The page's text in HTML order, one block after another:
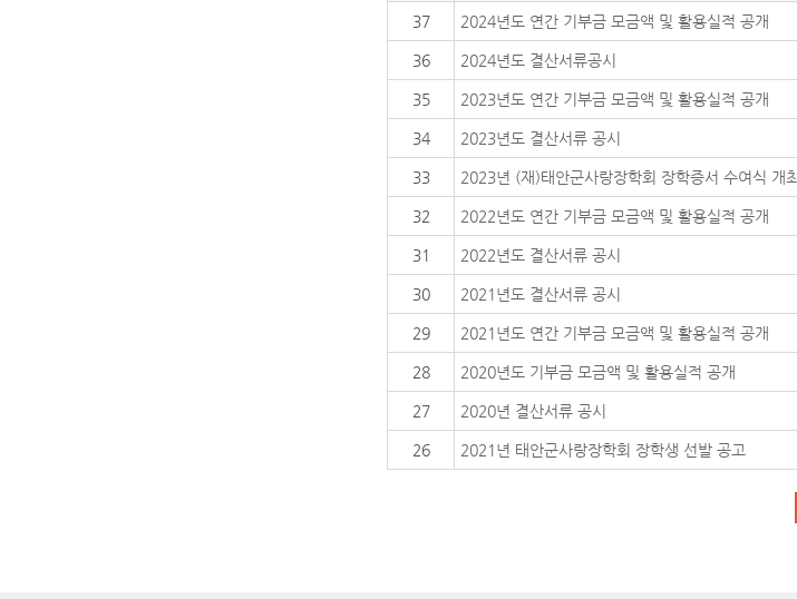
37 2024년도 연간 기부금 모금액 및 활용실적 공개
36 2024년도 결산서류공시
35 2023년도 연간 기부금 모금액 및 활용실적 공개
34 2023년도 결산서류 공시
33 2023년 (재)태안군사랑장학회 장학증서 수여식 개최
32 2022년도 연간 기부금 모금액 및 활용실적 공개
31 2022년도 결산서류 공시
30 2021년도 결산서류 공시
29 2021년도 연간 기부금 모금액 및 활용실적 공개
28 2020년도 기부금 모금액 및 활용실적 공개
27 2020년 결산서류 공시
26 2021년 태안군사랑장학회 장학생 선발 공고